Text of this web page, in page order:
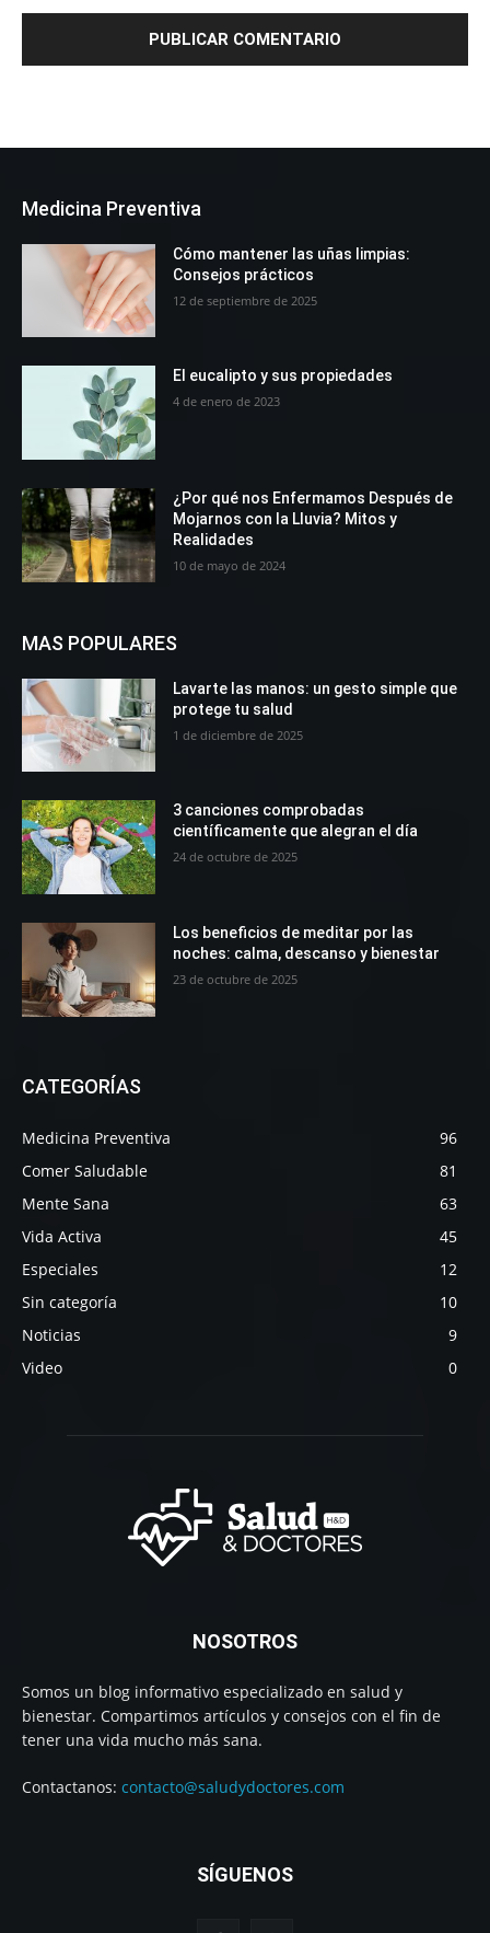
Medicina Preventiva
Cómo mantener las uñas limpias:
Consejos prácticos
12 de septiembre de 2025
El eucalipto y sus propiedades
4 de enero de 2023
¿Por qué nos Enfermamos Después de
Mojarnos con la Lluvia? Mitos y
Realidades
10 de mayo de 2024
MAS POPULARES
Lavarte las manos: un gesto simple que
protege tu salud
1 de diciembre de 2025
3 canciones comprobadas
científicamente que alegran el día
24 de octubre de 2025
Los beneficios de meditar por las
noches: calma, descanso y bienestar
23 de octubre de 2025
CATEGORÍAS
Medicina Preventiva
96
Comer Saludable
81
Mente Sana
63
Vida Activa
45
Especiales
12
Sin categoría
10
Noticias
9
Video
0
NOSOTROS
Somos un blog informativo especializado en salud y
bienestar. Compartimos artículos y consejos con el fin de
tener una vida mucho más sana.
Contactanos: contacto@saludydoctores.com
SÍGUENOS